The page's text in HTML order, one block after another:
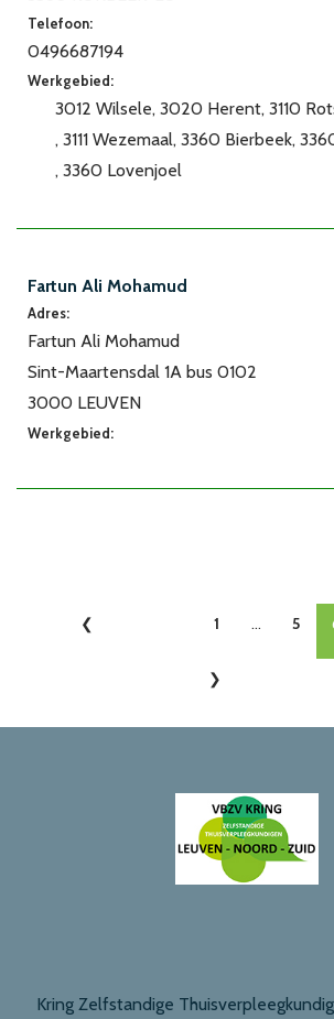
Telefoon:
0496687194
Werkgebied:
3012 Wilsele 3020 Herent 3110
3111 Wezemaal 3360 Bierbeek
3360 Lovenjoel
Fartun Ali Mohamud
Adres:
Fartun Ali Mohamud
Sint-Maartensdal 1A bus 0102
3000 LEUVEN
Werkgebied:
1 ... 5
Kring Zelfstandige